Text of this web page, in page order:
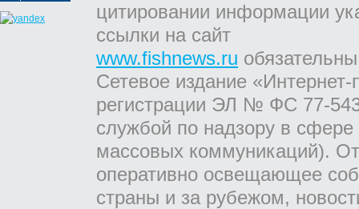
цитировании информации
ссылки на сайт
www.fishnews.ru
Сетевое издание
регистрации ЭЛ № ФС 77-
службой по надзору в
массовых коммуникаций).
оперативно освещающее
страны и за рубежом,